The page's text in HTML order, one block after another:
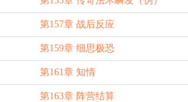
第157章 战后反应
第159章 细思极恐
第161章 知情
第163章 阵营结算